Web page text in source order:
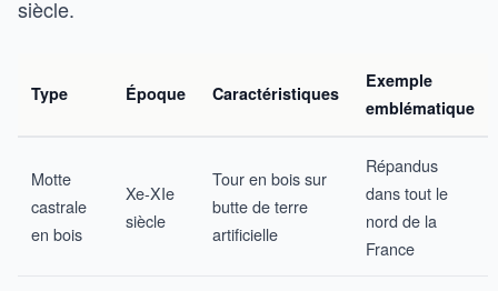
siècle.
Type Époque Caractéristiques
Exemple
emblématique
Motte
castrale
en bois
Xe-XIe
siècle
Tour en bois sur
butte de terre
artificielle
Répandus
dans tout le
nord de la
France